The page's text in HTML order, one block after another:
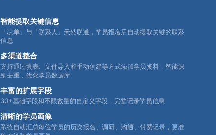
智能提取关键信息
「表单」与「联系人」天然联通，学员报名后自动提取关键的联系
信息
多渠道整合
支持通过填表、文件导入和手动创建等方式添加学员资料，智能识
别去重，优化学员数据库
丰富的扩展字段
30+基础字段和不限数量的自定义字段，完整记录学员信息
清晰的学员画像
系统自动汇总每位学员的历次报名、调研、沟通、付费记录，更准